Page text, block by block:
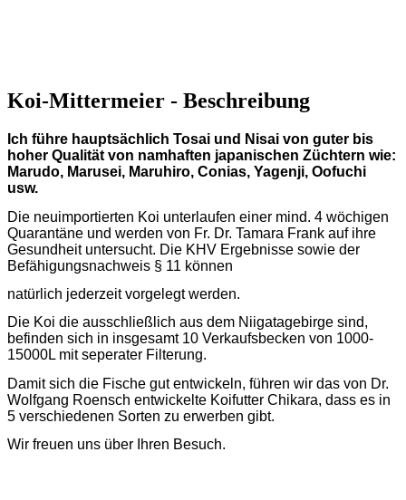
Koi-Mittermeier - Beschreibung
Ich führe hauptsächlich Tosai und Nisai von guter bis
hoher Qualität von namhaften japanischen Züchtern wie:
Marudo, Marusei, Maruhiro, Conias, Yagenji, Oofuchi
usw.
Die neuimportierten Koi unterlaufen einer mind. 4 wöchigen
Quarantäne und werden von Fr. Dr. Tamara Frank auf ihre
Gesundheit untersucht. Die KHV Ergebnisse sowie der
Befähigungsnachweis § 11 können
natürlich jederzeit vorgelegt werden.
Die Koi die ausschließlich aus dem Niigatagebirge sind,
befinden sich in insgesamt 10 Verkaufsbecken von 1000-
15000L mit seperater Filterung.
Damit sich die Fische gut entwickeln, führen wir das von Dr.
Wolfgang Roensch entwickelte Koifutter Chikara, dass es in
5 verschiedenen Sorten zu erwerben gibt.
Wir freuen uns über Ihren Besuch.